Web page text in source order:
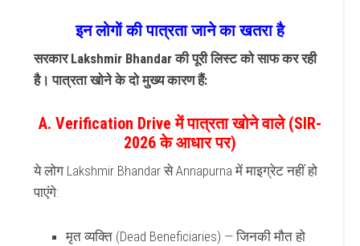
इन लोगों की पात्रता जाने का खतरा है
सरकार Lakshmir Bhandar की पूरी लिस्ट को साफ कर रही
है। पात्रता खोने के दो मुख्य कारण हैं:
A. Verification Drive में पात्रता खोने वाले (SIR-
2026 के आधार पर)
ये लोग Lakshmir Bhandar से Annapurna में माइग्रेट नहीं हो
पाएंगे:
मृत व्यक्ति (Dead Beneficiaries) — जिनकी मौत हो